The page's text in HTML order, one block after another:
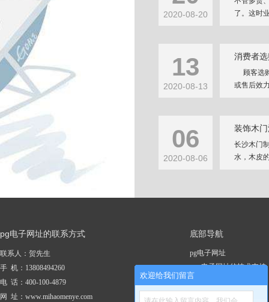
2020-08-20
了。这时
13
2020-08-13
消费者
顾客选
或售后效
06
2020-08-06
装饰木
长沙木门
水，木皮
pg电子网址的联系方式
联系人：贺先生
手 机：13808494260
电 话：400-100-4879
网 址：www.mihaomenye.com
底部导航
pg电子网址
pg电子网址的技术支持
关于pg电子网址
欢迎给我们留言